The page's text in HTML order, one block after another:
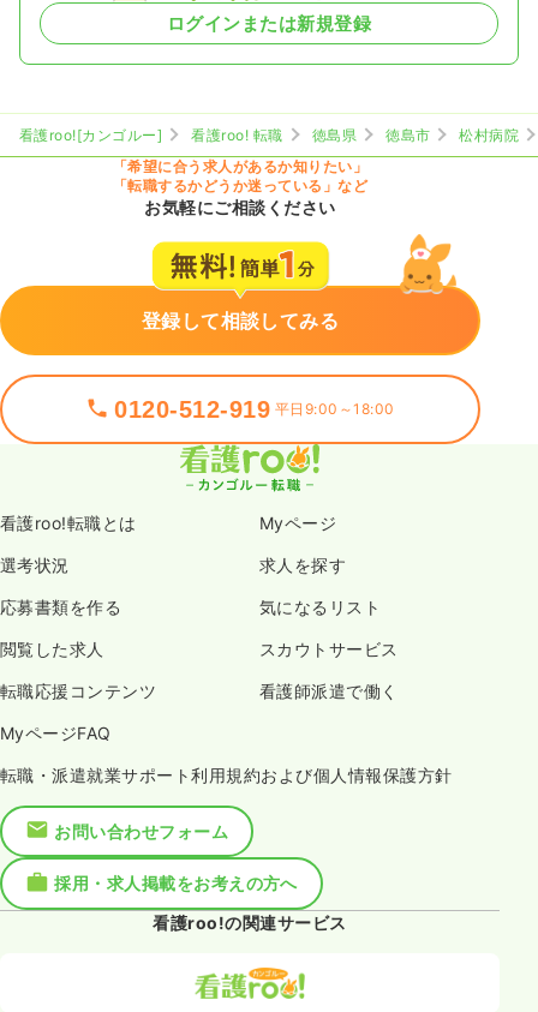
ログインまたは新規登録
看護roo![カンゴルー] 看護roo! 転職 徳島県 徳島市
松村病院
「希望に合う求人があるか知りたい」
「転職するかどうか迷っている」など
お気軽にご相談ください
登録して相談してみる
0120-512-919 平日9:00～18:00
看護roo!転職とは Myページ
選考状況 求人を探す
応募書類を作る 気になるリスト
閲覧した求人 スカウトサービス
転職応援コンテンツ 看護師派遣で働く
MyページFAQ
転職・派遣就業サポート利用規約および個人情報保護方針
お問い合わせフォーム
採用・求人掲載をお考えの方へ
看護roo!の関連サービス